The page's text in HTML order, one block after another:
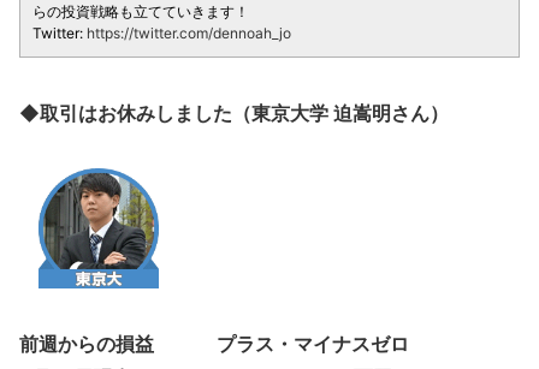
らの投資戦略も立てていきます！
Twitter: https://twitter.com/dennoah_jo
◆取引はお休みしました（東京大学 迫嵩明さん）
前週からの損益 プラス・マイナスゼロ